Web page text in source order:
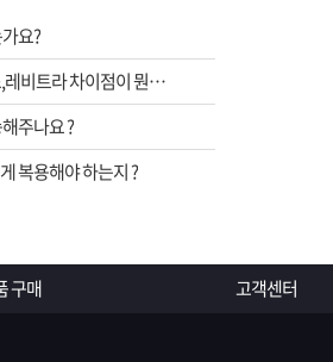
요?
비아그라,시알리스,레비트라 차이점이 뭔가요 ?
주나요 ?
복용해야 하는지 ?
구매 고객센터